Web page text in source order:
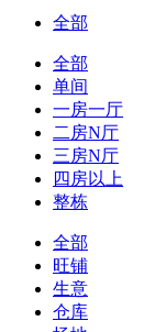
全部
全部
单间
一房一厅
二房N厅
三房N厅
四房以上
整栋
全部
旺铺
生意
仓库